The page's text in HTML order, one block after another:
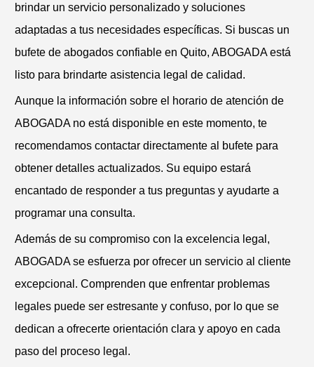
brindar un servicio personalizado y soluciones
adaptadas a tus necesidades específicas. Si buscas un
bufete de abogados confiable en Quito, ABOGADA está
listo para brindarte asistencia legal de calidad.
Aunque la información sobre el horario de atención de
ABOGADA no está disponible en este momento, te
recomendamos contactar directamente al bufete para
obtener detalles actualizados. Su equipo estará
encantado de responder a tus preguntas y ayudarte a
programar una consulta.
Además de su compromiso con la excelencia legal,
ABOGADA se esfuerza por ofrecer un servicio al cliente
excepcional. Comprenden que enfrentar problemas
legales puede ser estresante y confuso, por lo que se
dedican a ofrecerte orientación clara y apoyo en cada
paso del proceso legal.